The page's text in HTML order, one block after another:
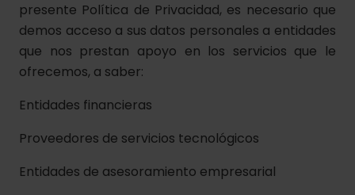
presente Política de Privacidad, es necesario que
demos acceso a sus datos personales a entidades
que nos prestan apoyo en los servicios que le
ofrecemos, a saber:
Entidades financieras
Proveedores de servicios tecnológicos
Entidades de asesoramiento empresarial